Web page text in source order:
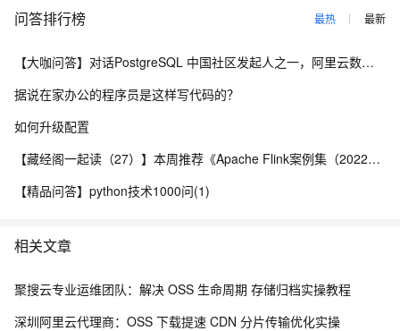
问答排行榜 最热 最新
【大咖问答】对话PostgreSQL 中国社区发起人之一，阿里云数据库高级专家 德哥
据说在家办公的程序员是这样写代码的？
如何升级配置
【藏经阁一起读（27）】本周推荐《Apache Flink案例集（2022版）》，你有哪些心得？
【精品问答】python技术1000问(1)
相关文章
聚搜云专业运维团队：解决 OSS 生命周期 存储归档实操教程
深圳阿里云代理商：OSS 下载提速 CDN 分片传输优化实操